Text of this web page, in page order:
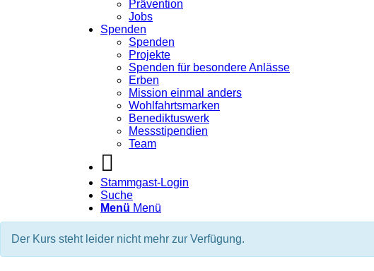
Prävention
Jobs
Spenden
Spenden
Projekte
Spenden für besondere Anlässe
Erben
Mission einmal anders
Wohlfahrtsmarken
Benediktuswerk
Messstipendien
Team
Stammgast-Login
Suche
Menü Menü
Der Kurs steht leider nicht mehr zur Verfügung.